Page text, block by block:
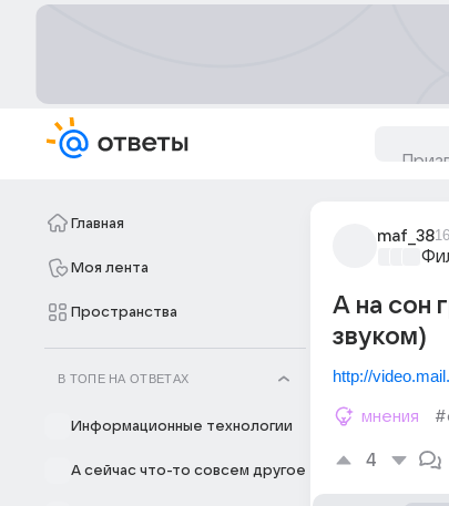
Главная
Моя лента
Пространства
В ТОПЕ НА ОТВЕТАХ
Информационные технологии
А сейчас что-то совсем другое
maf_38
А на сон
звуком)
http://
мнения
4